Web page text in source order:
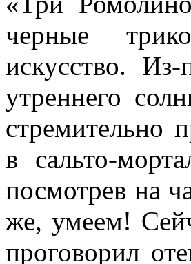
черные
искусство.
утреннего
стремительно
в сальто-
посмотрев на
же, умеем!
проговорил